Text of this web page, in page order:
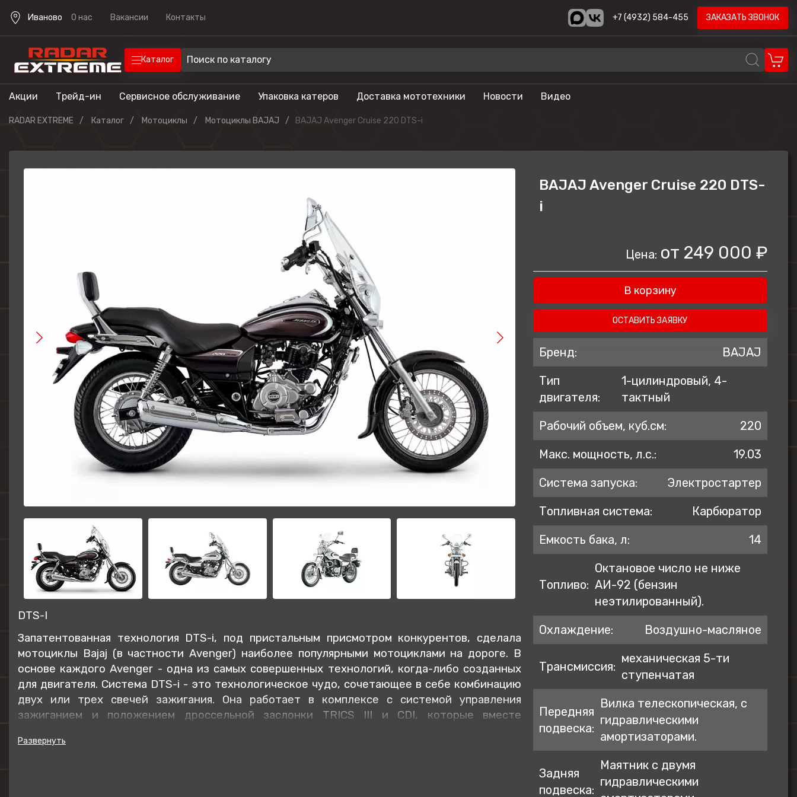
Иваново О нас Вакансии Контакты +7 (4932) 584-455 ЗАКАЗАТЬ ЗВОНОК
Каталог
Техника для отдыха
Экипировка
Техника для отдыха
Квадроциклы
Гидроциклы
Туристические
мотоциклы
Phoenix
Volzhanka
STELS
Русская механика
ZONTES
GR
KEWS
LIFAN
PROGASI
BIZON
BRP
Gladiator
Regulmoto
Акции Трейд-ин Сервисное обслуживание Упаковка катеров Доставка мототехники Новости Видео
RADAR EXTREME Каталог Мотоциклы Мотоциклы BAJAJ BAJAJ Avenger Cruise 220 DTS-i
DTS-I
Запатентованная технология DTS-i, под пристальным присмотром конкурентов, сделала
мотоциклы Bajaj (в частности Avenger) наиболее популярными мотоциклами на дороге. В
основе каждого Avenger - одна из самых совершенных технологий, когда-либо созданных
для двигателя. Система DTS-i - это технологическое чудо, сочетающее в себе комбинацию
двух или трех свечей зажигания. Она работает в комплексе с системой управления
зажиганием и положением дроссельной заслонки TRICS III и CDI, которые вместе
уровне выбросов.
BAJAJ Avenger Cruise 220 DTS-
i
Цена: от 249 000 ₽
В корзину
ОСТАВИТЬ ЗАЯВКУ
Бренд:
BAJAJ
Тип
двигателя:
1-цилиндровый, 4-
тактный
Рабочий объем, куб.см:
220
Макс. мощность, л.с.:
19.03
Система запуска:
Электростартер
Топливная система:
Карбюратор
Емкость бака, л:
14
Топливо:
Октановое число не ниже
АИ-92 (бензин
неэтилированный).
Охлаждение:
Воздушно-масляное
Трансмиссия:
механическая 5-ти
ступенчатая
Передняя
подвеска:
Вилка телескопическая, с
гидравлическими
амортизаторами.
Задняя
подвеска:
Маятник с двумя
гидравлическими